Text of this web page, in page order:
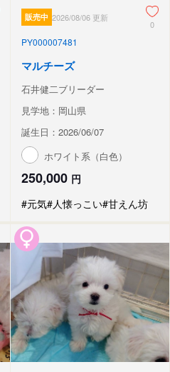
販売中 2026/08/06 更新
0
PY000007481
マルチーズ
石井健二ブリーダー
見学地：岡山県
誕生日：2026/06/07
ホワイト系（白色）
250,000 円
#元気#人懐っこい#甘えん坊